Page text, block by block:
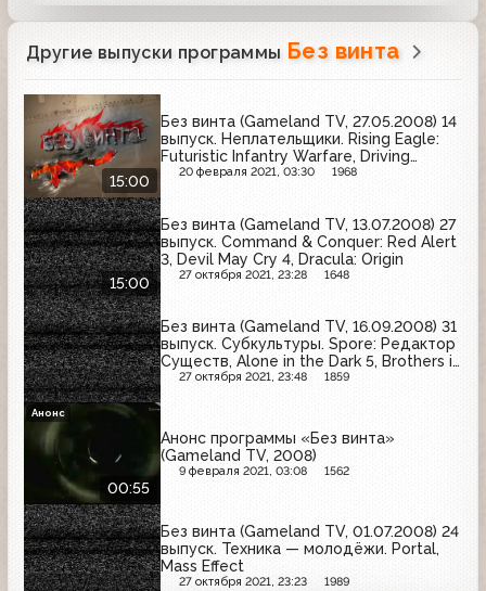
Другие выпуски программы Без винта
15:00
Без винта (Gameland TV, 27.05.2008) 14
выпуск. Неплательщики. Rising Eagle:
Futuristic Infantry Warfare, Driving
Speed 2, Alien Arena, Voxelstein 3D
20 февраля 2021, 03:30 1968
15:00
Без винта (Gameland TV, 13.07.2008) 27
выпуск. Command & Conquer: Red Alert
3, Devil May Cry 4, Dracula: Origin
27 октября 2021, 23:28 1648
Без винта (Gameland TV, 16.09.2008) 31
выпуск. Субкультуры. Spore: Редактор
Существ, Alone in the Dark 5, Brothers in
Arms: Hell Highway
27 октября 2021, 23:48 1859
00:55
Анонс программы «Без винта»
(Gameland TV, 2008)
9 февраля 2021, 03:08 1562
Анонс
Без винта (Gameland TV, 01.07.2008) 24
выпуск. Техника — молодёжи. Portal,
Mass Effect
27 октября 2021, 23:23 1989